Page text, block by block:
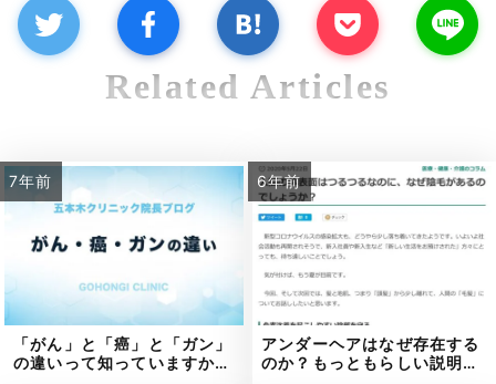
Related Articles
7年前
「がん」と「癌」と「ガン」
の違いって知っていますか…
6年前
アンダーヘアはなぜ存在する
のか？もっともらしい説明…